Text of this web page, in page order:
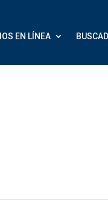
EN LÍNEA